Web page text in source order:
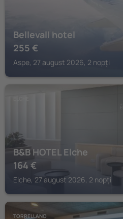
Bellevall hotel
255 €
Aspe, 27 august 2026, 2 nopți
B&B HOTEL Elche
164 €
Elche, 27 august 2026, 2 nopți
TORRELLANO